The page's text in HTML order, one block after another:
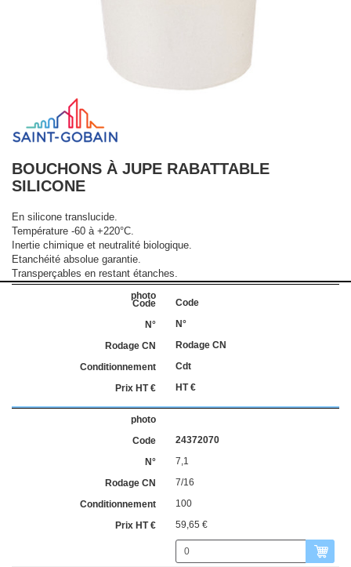
BOUCHONS À JUPE RABATTABLE
SILICONE
En silicone translucide.
Température -60 à +220°C.
Inertie chimique et neutralité biologique.
Etanchéité absolue garantie.
Transperçables en restant étanches.
Code
N°
Rodage CN
Cdt
HT €
24372070
7,1
7/16
100
59,65 €